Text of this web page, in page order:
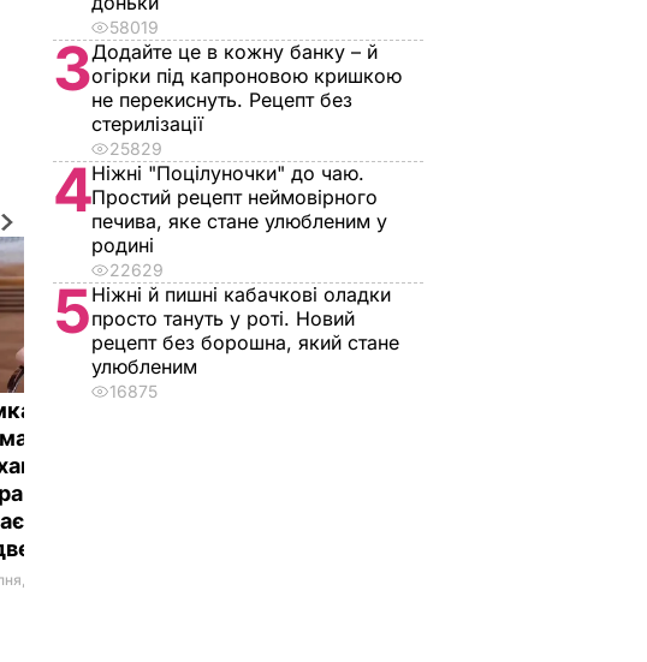
був наче
поки не
У мережу
знімки
з
20.39
58019
3Додайте це в кожну банку – й
огірки під капроновою кришкою
не перекиснуть. Рецепт без
стерилізації
25829
4Ніжні "Поцілуночки" до чаю.
Простий рецепт неймовірного
печива, яке стане улюбленим у
родині
22629
5Ніжні й пишні кабачкові оладки
просто тануть у роті. Новий
рецепт без борошна, який стане
улюбленим
16875